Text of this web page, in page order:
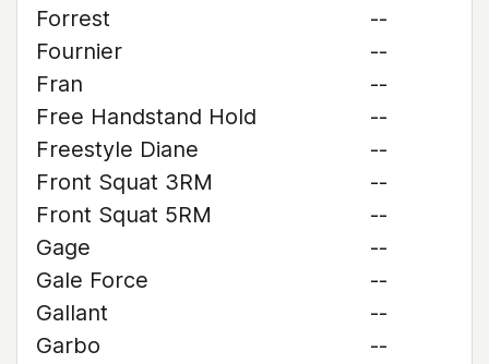
Forrest
--
Fournier
--
Fran
--
Free Handstand Hold
--
Freestyle Diane
--
Front Squat 3RM
--
Front Squat 5RM
--
Gage
--
Gale Force
--
Gallant
--
Garbo
--